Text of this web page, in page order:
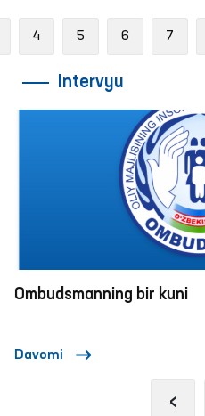
4 5 6 7
Intervyu
Ombudsmanning bir kuni
Davomi
‹